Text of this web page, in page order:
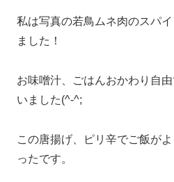
私は写真の若鳥ムネ肉のスパ
ました！
お味噌汁、ごはんおかわり自
いました(^-^;
この唐揚げ、ピリ辛でご飯が
ったです。